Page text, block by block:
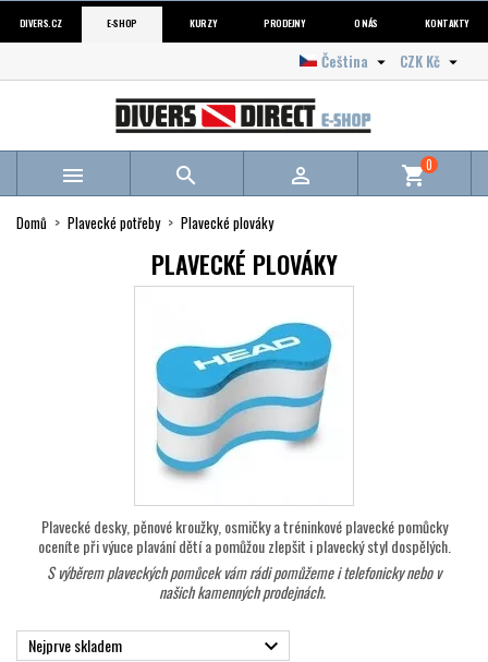
DIVERS.CZ E-SHOP KURZY PRODEJNY O NÁS KONTAKTY
CZK Kč 
Čeština 
   shopping_cart0
Domů Plavecké potřeby Plavecké plováky
PLAVECKÉ PLOVÁKY
Plavecké desky, pěnové kroužky, osmičky a tréninkové plavecké pomůcky
oceníte při výuce plavání dětí a pomůžou zlepšit i plavecký styl dospělých.
S výběrem plaveckých pomůcek vám rádi pomůžeme i telefonicky nebo v
našich kamenných prodejnách.
Nejprve skladem 